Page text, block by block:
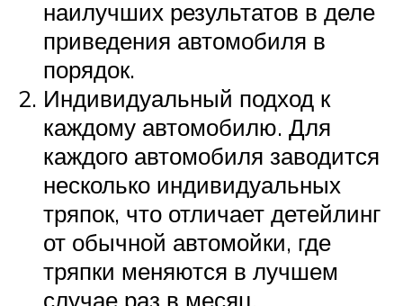
наилучших результатов в деле
приведения автомобиля в
порядок.
Индивидуальный подход к
каждому автомобилю. Для
каждого автомобиля заводится
несколько индивидуальных
тряпок, что отличает детейлинг
от обычной автомойки, где
тряпки меняются в лучшем
случае раз в месяц.